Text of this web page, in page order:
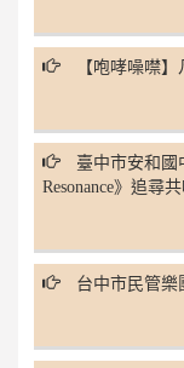
【咆哮噪噤
臺中市安和國
Resonance》追尋
台中市民管